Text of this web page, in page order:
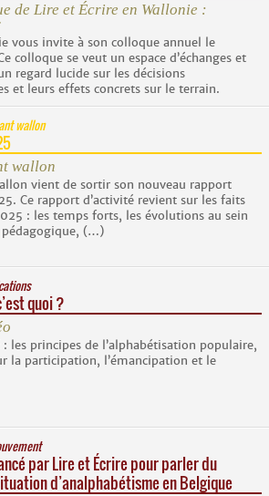
de Lire et Écrire en Wallonie :
vous invite à son colloque annuel le
colloque se veut un espace d’échanges et
regard lucide sur les décisions
et leurs effets concrets sur le terrain.
wallon
wallon
vient de sortir son nouveau rapport
Ce rapport d’activité revient sur les faits
: les temps forts, les évolutions au sein
(…)
quoi ?
les principes de l’alphabétisation populaire,
la participation, l’émancipation et le
par Lire et Écrire pour parler du
d’analphabétisme en Belgique